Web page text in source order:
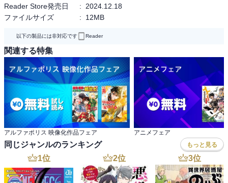
Reader Store発売日
:
2024.12.18
ファイルサイズ
: 12MB
以下の製品には非対応です Reader
関連する特集
アルファポリス 映像化作品フェア アニメフェア
同じジャンルのランキング もっと見る
1位 2位 3位